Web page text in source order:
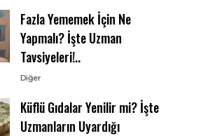
Fazla Yememek İçin Ne
Yapmalı? İşte Uzman
Tavsiyeleri!..
Diğer
Küflü Gıdalar Yenilir mi? İşte
Uzmanların Uyardığı